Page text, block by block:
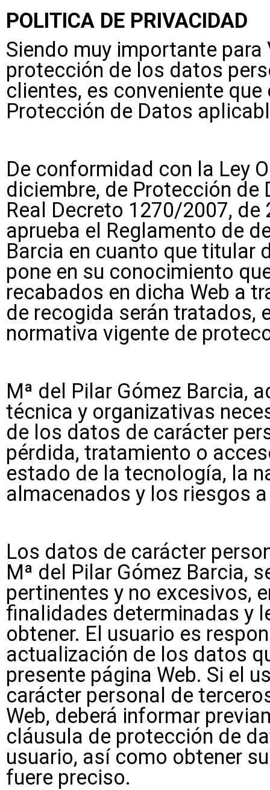
POLITICA DE PRIVACIDAD
Siendo muy importante
protección de los datos
clientes, es conveniente
Protección de Datos
De conformidad con la Ley
diciembre, de Protección de
Real Decreto 1270/2007,
aprueba el Reglamento de
Barcia en cuanto que titular
pone en su conocimiento
recabados en dicha Web a
de recogida serán tratados,
normativa vigente de
Mª del Pilar Gómez Barcia,
técnica y organizativas
de los datos de carácter
pérdida, tratamiento o
estado de la tecnología, la
almacenados y los riesgos
Los datos de carácter
Mª del Pilar Gómez Barcia,
pertinentes y no excesivos,
finalidades determinadas y
obtener. El usuario es
actualización de los datos
presente página Web. Si el
carácter personal de
Web, deberá informar
cláusula de protección de
usuario, así como obtener
fuere preciso.